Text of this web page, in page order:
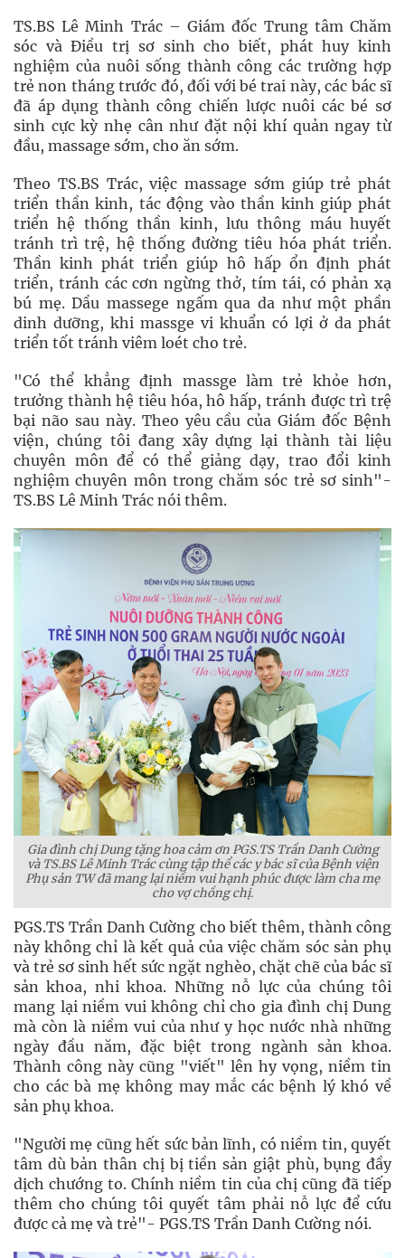
TS.BS Lê Minh Trác – Giám đốc Trung tâm Chăm
sóc và Điều trị sơ sinh cho biết, phát huy kinh
nghiệm của nuôi sống thành công các trường hợp
trẻ non tháng trước đó, đối với bé trai này, các bác sĩ
đã áp dụng thành công chiến lược nuôi các bé sơ
sinh cực kỳ nhẹ cân như đặt nội khí quản ngay từ
đầu, massage sớm, cho ăn sớm.
Theo TS.BS Trác, việc massage sớm giúp trẻ phát
triển thần kinh, tác động vào thần kinh giúp phát
triển hệ thống thần kinh, lưu thông máu huyết
tránh trì trệ, hệ thống đường tiêu hóa phát triển.
Thần kinh phát triển giúp hô hấp ổn định phát
triển, tránh các cơn ngừng thở, tím tái, có phản xạ
bú mẹ. Dầu massege ngấm qua da như một phần
dinh dưỡng, khi massge vi khuẩn có lợi ở da phát
triển tốt tránh viêm loét cho trẻ.
"Có thể khẳng định massge làm trẻ khỏe hơn,
trưởng thành hệ tiêu hóa, hô hấp, tránh được trì trệ
bại não sau này. Theo yêu cầu của Giám đốc Bệnh
viện, chúng tôi đang xây dựng lại thành tài liệu
chuyên môn để có thể giảng dạy, trao đổi kinh
nghiệm chuyên môn trong chăm sóc trẻ sơ sinh"-
TS.BS Lê Minh Trác nói thêm.
Gia đình chị Dung tặng hoa cảm ơn PGS.TS Trần Danh Cường
và TS.BS Lê Minh Trác cùng tập thể các y bác sĩ của Bệnh viện
Phụ sản TW đã mang lại niềm vui hạnh phúc được làm cha mẹ
cho vợ chồng chị.
PGS.TS Trần Danh Cường cho biết thêm, thành công
này không chỉ là kết quả của việc chăm sóc sản phụ
và trẻ sơ sinh hết sức ngặt nghèo, chặt chẽ của bác sĩ
sản khoa, nhi khoa. Những nỗ lực của chúng tôi
mang lại niềm vui không chỉ cho gia đình chị Dung
mà còn là niềm vui của như y học nước nhà những
ngày đầu năm, đặc biệt trong ngành sản khoa.
Thành công này cũng "viết" lên hy vọng, niềm tin
cho các bà mẹ không may mắc các bệnh lý khó về
sản phụ khoa.
"Người mẹ cũng hết sức bản lĩnh, có niềm tin, quyết
tâm dù bản thân chị bị tiền sản giật phù, bụng đầy
dịch chướng to. Chính niềm tin của chị cũng đã tiếp
thêm cho chúng tôi quyết tâm phải nỗ lực để cứu
được cả mẹ và trẻ"- PGS.TS Trần Danh Cường nói.